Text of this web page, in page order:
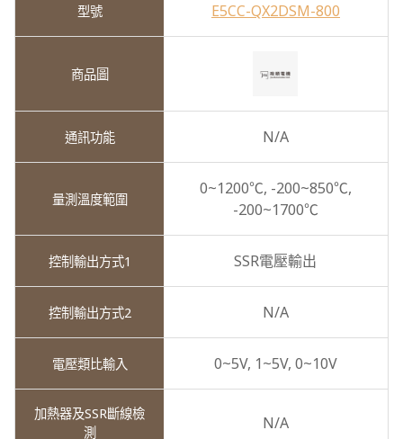
E5CC-QX2DSM-800
N/A
0~1200℃, -200~850℃,
-200~1700℃
SSR電壓輸出
N/A
0~5V, 1~5V, 0~10V
N/A